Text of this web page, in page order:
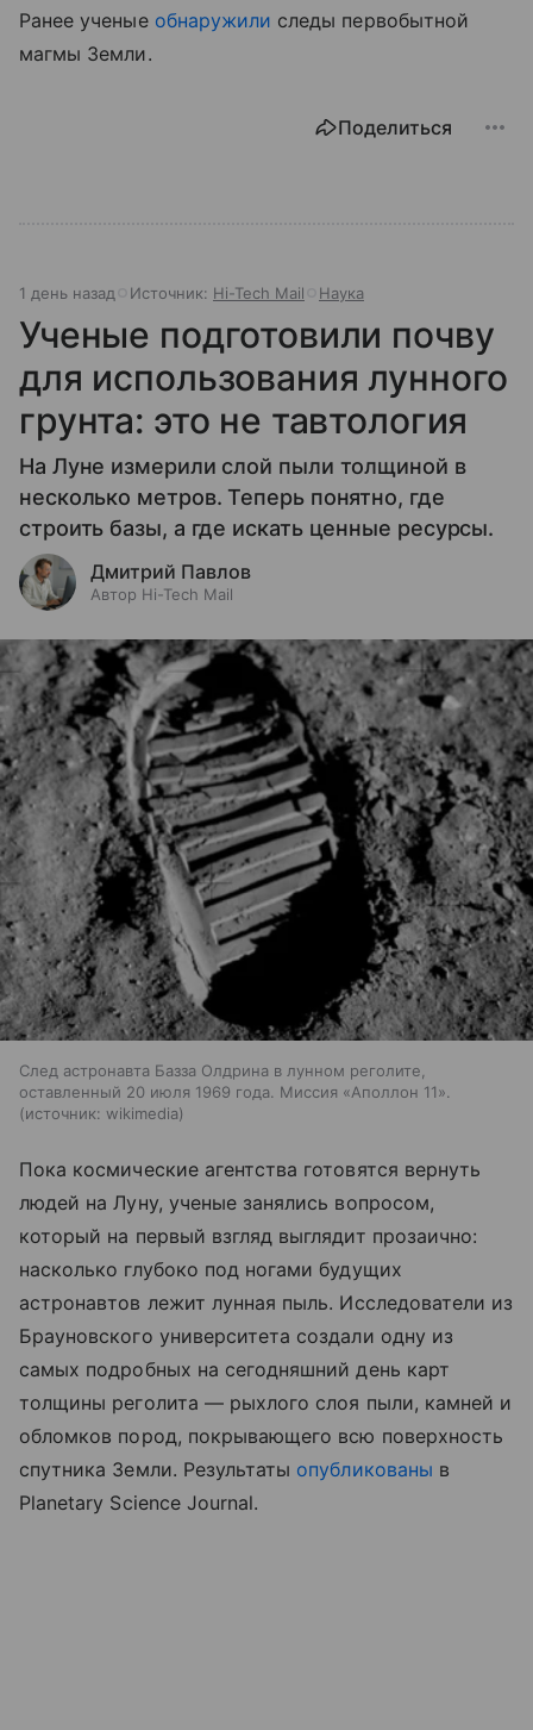
Ранее ученые обнаружили следы первобытной
магмы Земли.
Поделиться
1 день назад Источник: Hi-Tech Mail Наука
Ученые подготовили почву
для использования лунного
грунта: это не тавтология
На Луне измерили слой пыли толщиной в
несколько метров. Теперь понятно, где
строить базы, а где искать ценные ресурсы.
Дмитрий Павлов
Автор Hi-Tech Mail
След астронавта Базза Олдрина в лунном реголите,
оставленный 20 июля 1969 года. Миссия «Аполлон 11».
источник: wikimedia
Пока космические агентства готовятся вернуть
людей на Луну, ученые занялись вопросом,
который на первый взгляд выглядит прозаично:
насколько глубоко под ногами будущих
астронавтов лежит лунная пыль. Исследователи из
Брауновского университета создали одну из
самых подробных на сегодняшний день карт
толщины реголита — рыхлого слоя пыли, камней и
обломков пород, покрывающего всю поверхность
спутника Земли. Результаты опубликованы в
Planetary Science Journal.